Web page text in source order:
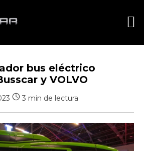
bus eléctrico
y VOLVO
3 min de lectura